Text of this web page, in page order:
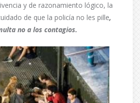
y de razonamiento lógico, la
de que la policía no les pille,
no a los contagios.